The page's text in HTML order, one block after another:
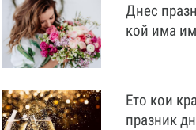
Днес
кой има
Ето кои
празник